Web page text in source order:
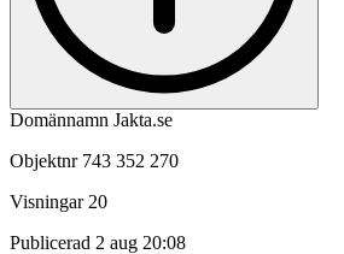
Domännamn Jakta.se
Objektnr 743 352 270
Visningar 20
Publicerad 2 aug 20:08